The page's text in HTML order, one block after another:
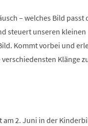
– welches Bild passt
steuert unseren kleinen
Kommt vorbei und
Klänge
2. Juni in der